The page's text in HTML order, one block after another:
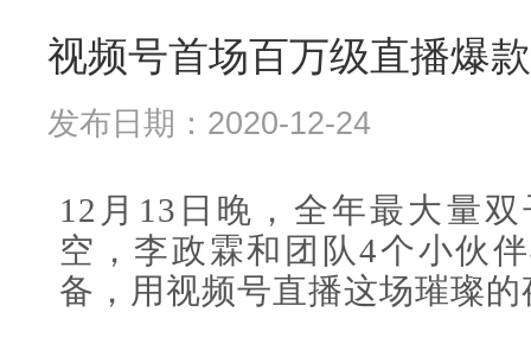
视频号首场百万级直播爆
发布日期：2020-12-24
12月13日晚，全年最大量
空，李政霖和团队4个小伙
备，用视频号直播这场璀璨的